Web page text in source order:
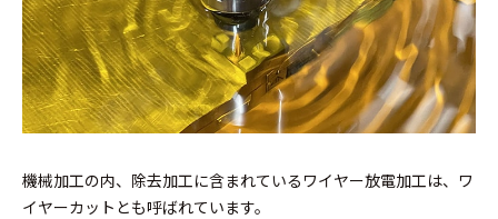
機械加工の内、除去加工に含まれているワイヤー放電加工は、ワ
イヤーカットとも呼ばれています。